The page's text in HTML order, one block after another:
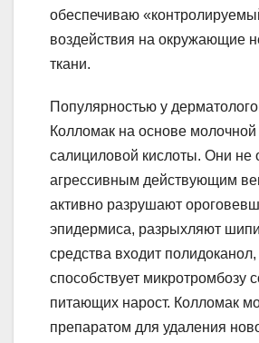
обеспечиваю
воздействия на окружающие
ткани.
Популярностью у
Колломак на основе молочной
салициловой кислоты. Они не
агрессивным действующим
активно разрушают
эпидермиса, разрыхляют
средства входит полидоканол,
способствует микротромбозу
питающих нарост. Колломак
препаратом для удаления